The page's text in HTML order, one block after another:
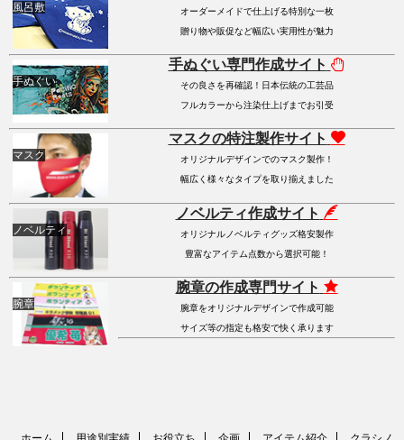
風呂敷
オーダーメイドで仕上げる特別な一枚
贈り物や販促など幅広い実用性が魅力
手ぬぐい
手ぬぐい専門作成サイト
その良さを再確認！日本伝統の工芸品
フルカラーから注染仕上げまでお引受
マスク
マスクの特注製作サイト
オリジナルデザインでのマスク製作！
幅広く様々なタイプを取り揃えました
ノベルティ
ノベルティ作成サイト
オリジナルノベルティグッズ格安製作
豊富なアイテム点数から選択可能！
腕章
腕章の作成専門サイト
腕章をオリジナルデザインで作成可能
サイズ等の指定も格安で快く承ります